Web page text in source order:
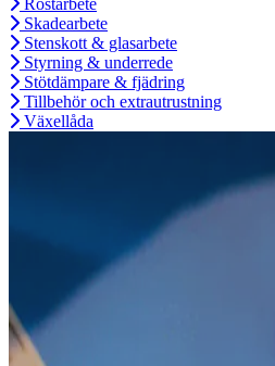
Rostarbete
Skadearbete
Stenskott & glasarbete
Styrning & underrede
Stötdämpare & fjädring
Tillbehör och extrautrustning
Växellåda